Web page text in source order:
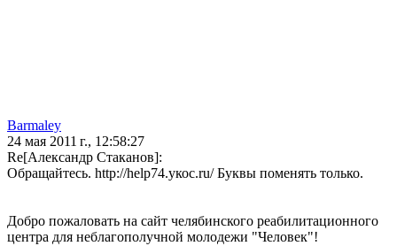
Barmaley
24 мая 2011 г., 12:58:27
Re[Александр Стаканов]:
Обращайтесь. http://help74.укос.ru/ Буквы поменять только.
Добро пожаловать на сайт челябинского реабилитационного
центра для неблагополучной молодежи "Человек"!